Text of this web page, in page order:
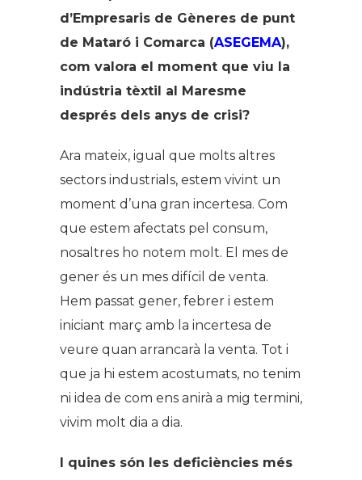
d’Empresaris de Gèneres de punt
de Mataró i Comarca (ASEGEMA),
com valora el moment que viu la
indústria tèxtil al Maresme
després dels anys de crisi?
Ara mateix, igual que molts altres
sectors industrials, estem vivint un
moment d’una gran incertesa. Com
que estem afectats pel consum,
nosaltres ho notem molt. El mes de
gener és un mes difícil de venta.
Hem passat gener, febrer i estem
iniciant març amb la incertesa de
veure quan arrancarà la venta. Tot i
que ja hi estem acostumats, no tenim
ni idea de com ens anirà a mig termini,
vivim molt dia a dia.
I quines són les deficiències més